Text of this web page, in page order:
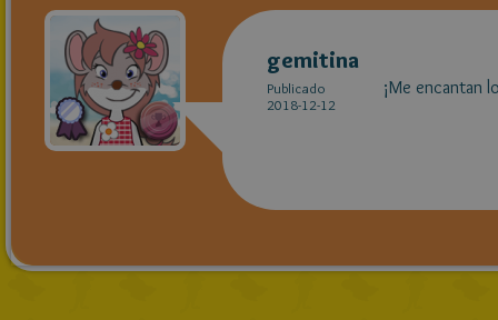
gemitina
Publicado
2018-12-12
¡Me encantan